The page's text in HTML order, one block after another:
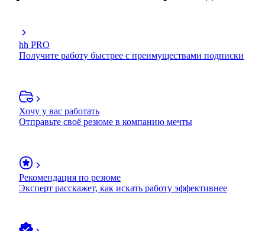
hh PRO
Получите работу быстрее с преимуществами подписки
Хочу у вас работать
Отправьте своё резюме в компанию мечты
Рекомендация по резюме
Эксперт расскажет, как искать работу эффективнее